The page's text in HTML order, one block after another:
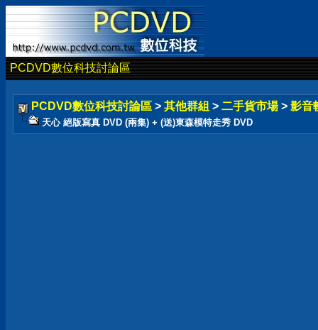
PCDVD數位科技討論區
PCDVD數位科技討論區 > 其他群組 > 二手貨市場 > 影音
天心 絕版寫真 DVD (兩集) + (送)東森模特走秀 DVD